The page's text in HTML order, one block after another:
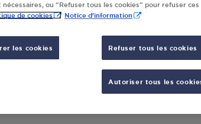
ou “Refuser tous les cookies” pour refuser ces
de cookies Notice d'information
les cookies Refuser tous les cookies
Autoriser tous les